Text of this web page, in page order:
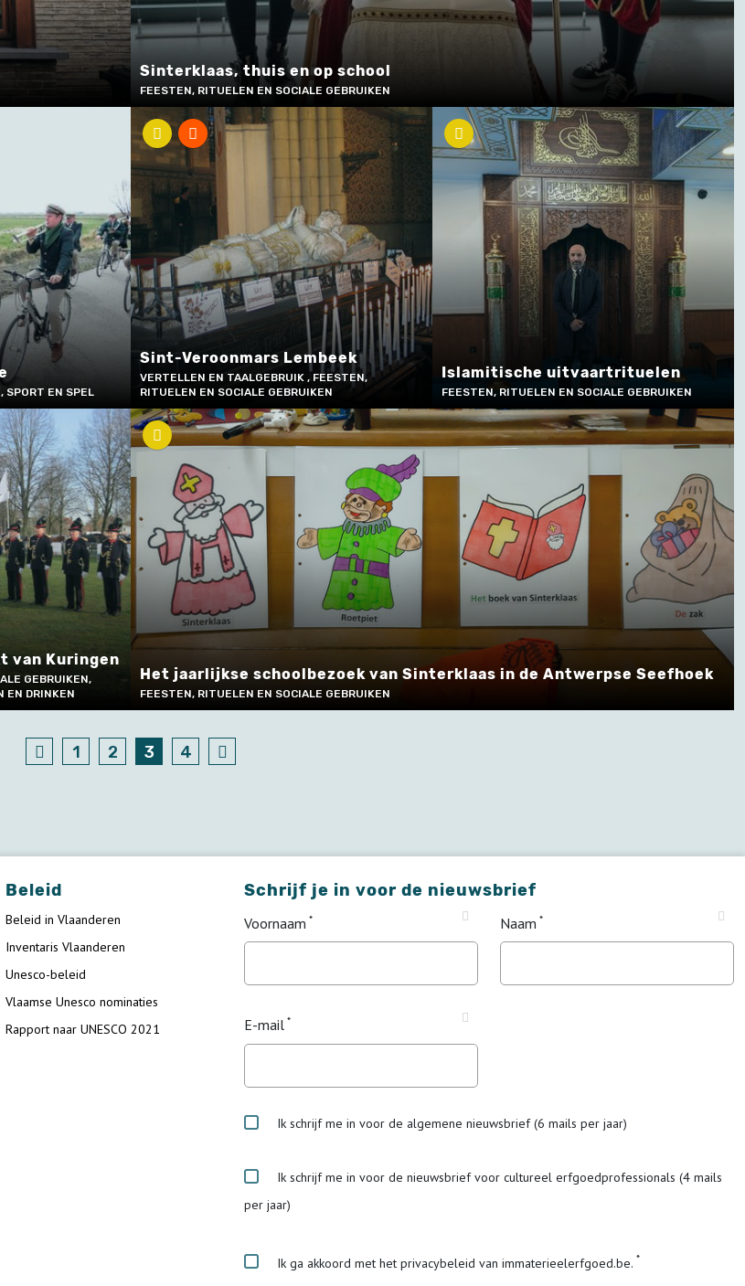
Sinterklaas, thuis en op school
FEESTEN, RITUELEN EN SOCIALE GEBRUIKEN
SPORT EN SPEL
Sint-Veroonmars Lembeek
VERTELLEN EN TAALGEBRUIK , FEESTEN,
RITUELEN EN SOCIALE GEBRUIKEN
Islamitische uitvaartrituelen
FEESTEN, RITUELEN EN SOCIALE GEBRUIKEN
Het jaarlijkse schoolbezoek van Sinterklaas in de Antwerpse Seefhoek
FEESTEN, RITUELEN EN SOCIALE GEBRUIKEN
van Kuringen
GEBRUIKEN,
EN DRINKEN
1 2 3 4
Beleid
Beleid in Vlaanderen
Inventaris Vlaanderen
Unesco-beleid
Vlaamse Unesco nominaties
Rapport naar UNESCO 2021
Schrijf je in voor de nieuwsbrief
Voornaam Naam
E-mail
Ik schrijf me in voor de algemene nieuwsbrief (6 mails per jaar)
Ik schrijf me in voor de nieuwsbrief voor cultureel erfgoedprofessionals (4 mails
per jaar)
Ik ga akkoord met het privacybeleid van immaterieelerfgoed.be.